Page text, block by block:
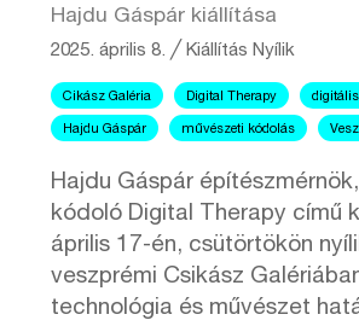
Hajdu Gáspár kiállítása
2025. április 8. ╱ Kiállítás Nyílik
Cikász Galéria Digital Therapy
Hajdu Gáspár művészeti kódolás
Hajdu Gáspár
kódoló Digital Therapy című
április 17-én, csütörtökön
veszprémi Csikász
technológia és művészet